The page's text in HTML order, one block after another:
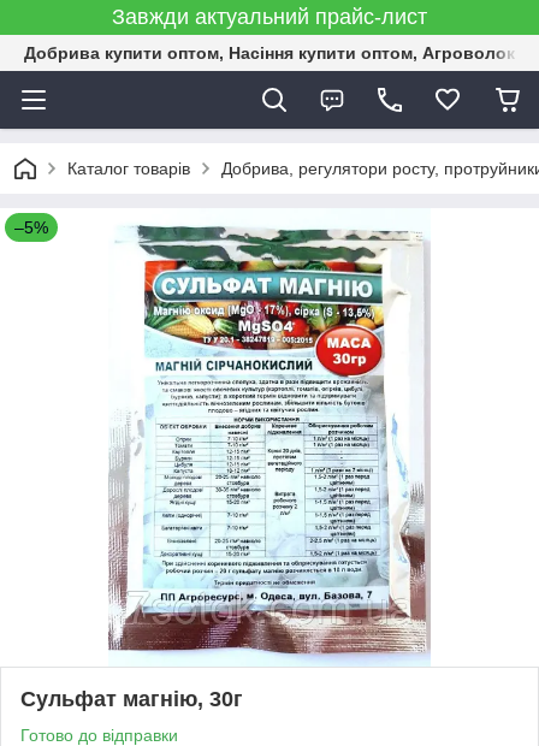
Завжди актуальний прайс-лист
Добрива купити оптом, Насіння купити оптом,
Каталог товарів Добрива, регулятори росту,
–5%
Сульфат магнію, 30г
Готово до відправки